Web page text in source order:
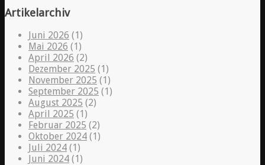
Artikelarchiv
Juni 2026 (1)
Mai 2026 (1)
April 2026 (2)
Dezember 2025 (1)
November 2025 (1)
September 2025 (1)
August 2025 (2)
April 2025 (1)
Februar 2025 (2)
Oktober 2024 (1)
Juli 2024 (1)
Juni 2024 (1)